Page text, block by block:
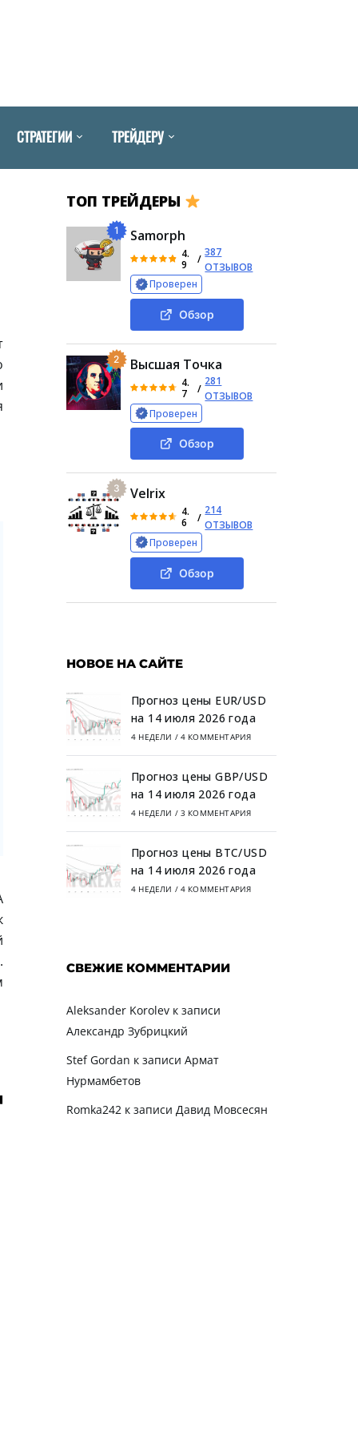
СТРАТЕГИИ ТРЕЙДЕРУ
ТОП ТРЕЙДЕРЫ
1 Samorph
4.
9
/
387
ОТЗЫВОВ
Проверен
Обзор
2 Высшая Точка
4.
7
/
281
ОТЗЫВОВ
Проверен
Обзор
3 Velrix
4.
6
/
214
ОТЗЫВОВ
Проверен
Обзор
НОВОЕ НА САЙТЕ
Прогноз цены EUR/USD
на 14 июля 2026 года
4 НЕДЕЛИ / 4 КОММЕНТАРИЯ
Прогноз цены GBP/USD
на 14 июля 2026 года
4 НЕДЕЛИ / 3 КОММЕНТАРИЯ
Прогноз цены BTC/USD
на 14 июля 2026 года
4 НЕДЕЛИ / 4 КОММЕНТАРИЯ
СВЕЖИЕ КОММЕНТАРИИ
Aleksander Korolevк записи
Александр Зубрицкий
Stef Gordan к записи Армат
Нурмамбетов
Romka242 к записи Давид Мовсесян